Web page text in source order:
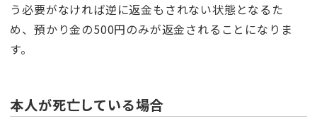
う必要がなければ逆に返金もされない状態となるた
め、預かり金の500円のみが返金されることになりま
す。
本人が死亡している場合